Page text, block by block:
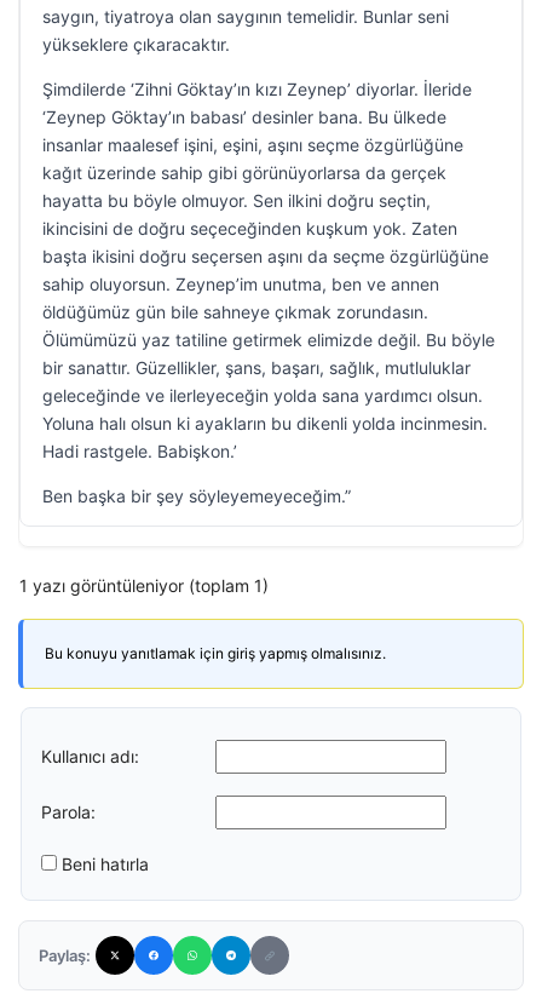
saygın, tiyatroya olan saygının temelidir. Bunlar seni
yükseklere çıkaracaktır.
Şimdilerde ‘Zihni Göktay’ın kızı Zeynep’ diyorlar. İleride
‘Zeynep Göktay’ın babası’ desinler bana. Bu ülkede
insanlar maalesef işini, eşini, aşını seçme özgürlüğüne
kağıt üzerinde sahip gibi görünüyorlarsa da gerçek
hayatta bu böyle olmuyor. Sen ilkini doğru seçtin,
ikincisini de doğru seçeceğinden kuşkum yok. Zaten
başta ikisini doğru seçersen aşını da seçme özgürlüğüne
sahip oluyorsun. Zeynep’im unutma, ben ve annen
öldüğümüz gün bile sahneye çıkmak zorundasın.
Ölümümüzü yaz tatiline getirmek elimizde değil. Bu böyle
bir sanattır. Güzellikler, şans, başarı, sağlık, mutluluklar
geleceğinde ve ilerleyeceğin yolda sana yardımcı olsun.
Yoluna halı olsun ki ayakların bu dikenli yolda incinmesin.
Hadi rastgele. Babişkon.’
Ben başka bir şey söyleyemeyeceğim.”
1 yazı görüntüleniyor (toplam 1)
Bu konuyu yanıtlamak için giriş yapmış olmalısınız.
Kullanıcı adı:
Parola:
Beni hatırla
Paylaş: